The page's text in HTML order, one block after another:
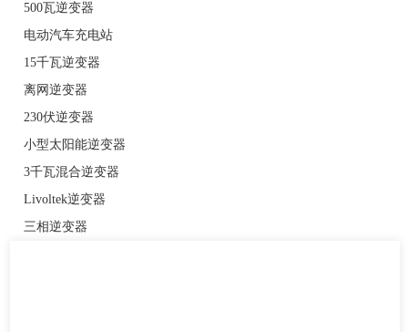
500瓦逆变器
电动汽车充电站
15千瓦逆变器
离网逆变器
230伏逆变器
小型太阳能逆变器
3千瓦混合逆变器
Livoltek逆变器
三相逆变器